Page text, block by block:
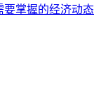
要掌握的经济动态